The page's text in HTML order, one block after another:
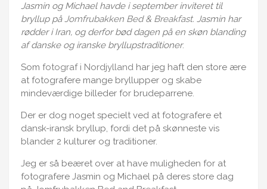
Jasmin og Michael havde i september inviteret til
bryllup påJomfrubakken Bed & Breakfast. Jasmin har
rødder i Iran, og derfor bød dagen på en skøn blanding
af danske og iranske bryllupstraditioner.
Som fotograf i Nordjylland har jeg haft den store ære
at fotografere mange bryllupper og skabe
mindeværdige billeder for brudeparrene.
Der er dog noget specielt ved at fotografere et
dansk-iransk bryllup, fordi det på skønneste vis
blander 2 kulturer og traditioner.
Jeg er så beæret over at have muligheden for at
fotografere Jasmin og Michael på deres store dag